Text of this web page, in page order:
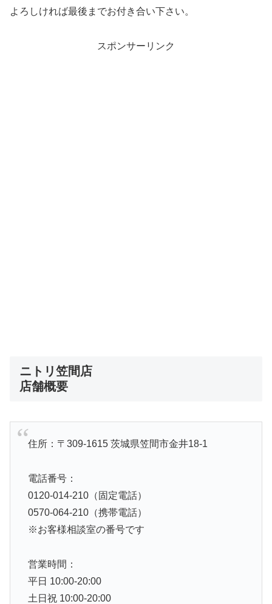
よろしければ最後までお付き合い下さい。
スポンサーリンク
ニトリ笠間店
店舗概要
住所：〒309-1615 茨城県笠間市金井18-1
電話番号：
0120-014-210（固定電話）
0570-064-210（携帯電話）
※お客様相談室の番号です
営業時間：
平日 10:00-20:00
土日祝 10:00-20:00